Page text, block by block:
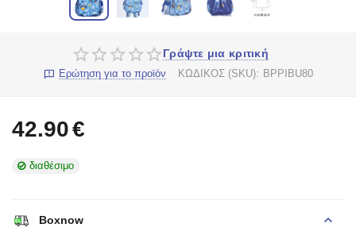
Γράψτε μια κριτική
Ερώτηση για το προϊόν ΚΩΔΙΚΟΣ (SKU): BPPIBU80
42.90€
διαθέσιμο
Boxnow